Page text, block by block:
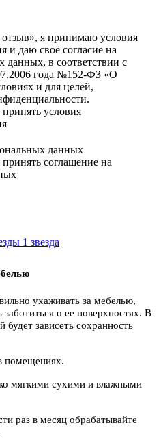
я принимаю условия
и даю своё согласие на
данных, в соответствии с
года №152-ФЗ «О
и для целей,
условия
данных
соглашение на
1 звезда
ухаживать за мебелью,
о ее поверхностях. В
зависеть сохранность
помещениях.
мягкими сухими и влажными
раз в месяц обрабатывайте